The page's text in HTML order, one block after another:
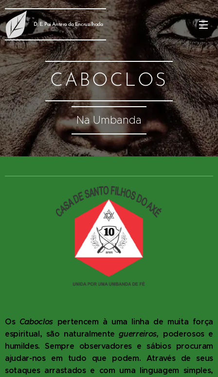
D. E. Pai Antero da Encruzilhada
CABOCLOS
Na Umbanda
Os Caboclos pertencem à uma linha de muita força
espiritual, são naturalmenteguerreiros, poderosos e
humildes. Sempre observadores e sábios procuram
ajudar-nos em tudo que podem. Através de seus
sotaques arrastados e com uma linguagem simples,